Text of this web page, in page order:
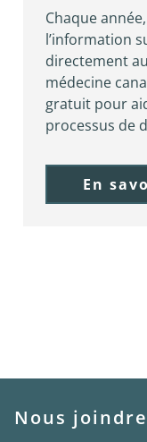
Chaque
l’information
directement
médecine
gratuit pour
processus de
En
Nous joindre